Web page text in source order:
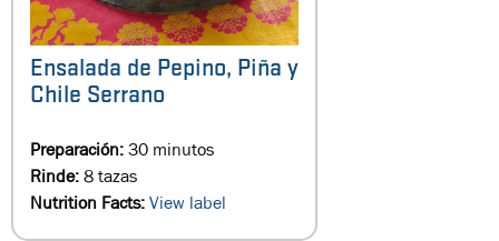
Ensalada de Pepino, Piña y
Chile Serrano
Preparación:30 minutos
Rinde:8 tazas
Nutrition Facts:View label